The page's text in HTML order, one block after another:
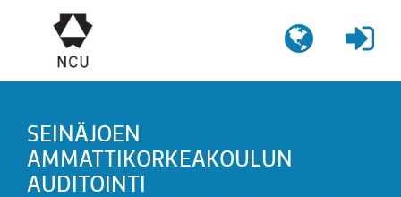
innehållet
SEINÄJOEN
AMMATTIKORKEAKOULUN
AUDITOINTI